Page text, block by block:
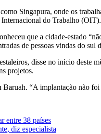
Singapura, onde os
Internacional do Trabalho (OIT).
que a cidade-estado
de pessoas vindas do
disse no início deste
projetos.
“A implantação não
entre 38 países
diz especialista